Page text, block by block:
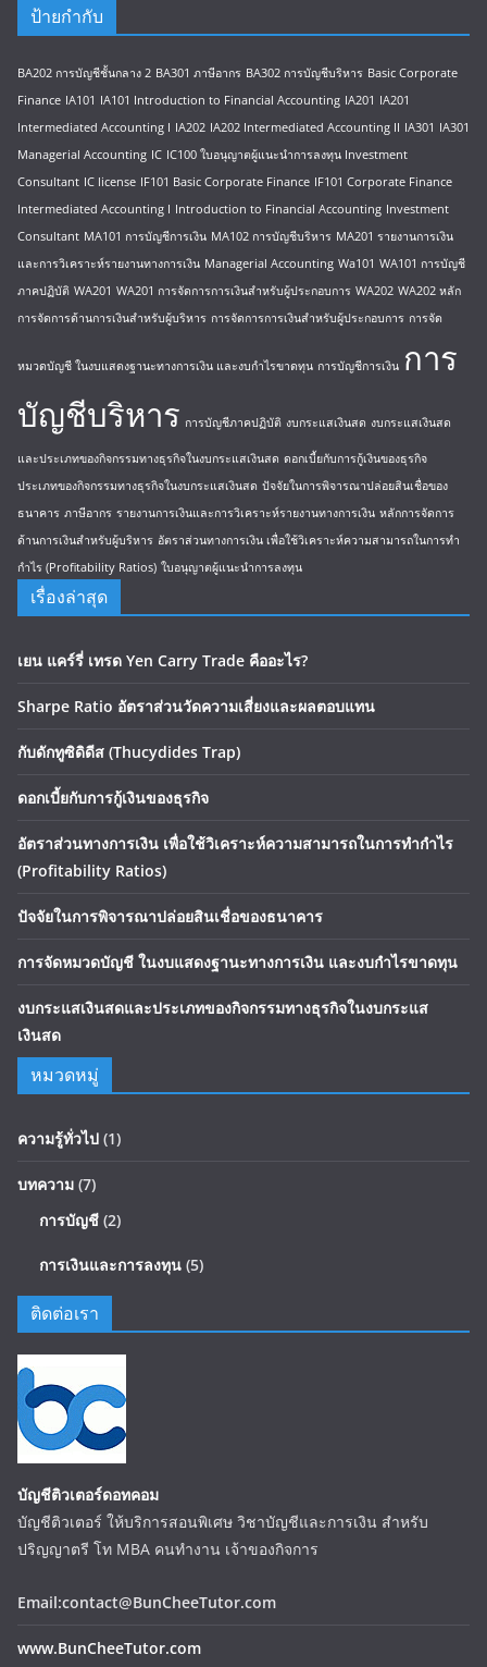
ป้ายกำกับ
BA202 การบัญชีชั้นกลาง 2 BA301 ภาษีอากร BA302 การบัญชีบริหาร Basic Corporate
Finance IA101 IA101 Introduction to Financial Accounting IA201 IA201
Intermediated Accounting I IA202 IA202 Intermediated Accounting II IA301 IA301
Managerial Accounting IC IC100 ใบอนุญาตผู้แนะนำการลงทุน Investment
Consultant IC license IF101 Basic Corporate Finance IF101 Corporate Finance
Intermediated Accounting I Introduction to Financial Accounting Investment
Consultant MA101 การบัญชีการเงิน MA102 การบัญชีบริหาร MA201 รายงานการเงิน
และการวิเคราะห์รายงานทางการเงิน Managerial Accounting Wa101 WA101 การบัญชี
ภาคปฏิบัติ WA201 WA201 การจัดการการเงินสำหรับผู้ประกอบการ WA202 WA202 หลัก
การจัดการด้านการเงินสำหรับผู้บริหาร การจัดการการเงินสำหรับผู้ประกอบการ การจัด
หมวดบัญชี ในงบแสดงฐานะทางการเงิน และงบกำไรขาดทุน การบัญชีการเงิน การ
บัญชีบริหาร การบัญชีภาคปฏิบัติ งบกระแสเงินสด งบกระแสเงินสด
และประเภทของกิจกรรมทางธุรกิจในงบกระแสเงินสด ดอกเบี้ยกับการกู้เงินของธุรกิจ
ประเภทของกิจกรรมทางธุรกิจในงบกระแสเงินสด ปัจจัยในการพิจารณาปล่อยสินเชื่อของ
ธนาคาร ภาษีอากร รายงานการเงินและการวิเคราะห์รายงานทางการเงิน หลักการจัดการ
ด้านการเงินสำหรับผู้บริหาร อัตราส่วนทางการเงิน เพื่อใช้วิเคราะห์ความสามารถในการทำ
กำไร (Profitability Ratios) ใบอนุญาตผู้แนะนำการลงทุน
เรื่องล่าสุด
เยน แคร์รี่ เทรด Yen Carry Trade คืออะไร?
Sharpe Ratio อัตราส่วนวัดความเสี่ยงและผลตอบแทน
กับดักทูซิดิดีส (Thucydides Trap)
ดอกเบี้ยกับการกู้เงินของธุรกิจ
อัตราส่วนทางการเงิน เพื่อใช้วิเคราะห์ความสามารถในการทำกำไร
(Profitability Ratios)
ปัจจัยในการพิจารณาปล่อยสินเชื่อของธนาคาร
การจัดหมวดบัญชี ในงบแสดงฐานะทางการเงิน และงบกำไรขาดทุน
งบกระแสเงินสดและประเภทของกิจกรรมทางธุรกิจในงบกระแส
เงินสด
หมวดหมู่
ความรู้ทั่วไป (1)
บทความ (7)
การบัญชี (2)
การเงินและการลงทุน (5)
ติดต่อเรา
บัญชีติวเตอร์ดอทคอม
บัญชีติวเตอร์ ให้บริการสอนพิเศษ วิชาบัญชีและการเงิน สำหรับ
ปริญญาตรี โท MBA คนทำงาน เจ้าของกิจการ
Email:contact@BunCheeTutor.com
www.BunCheeTutor.com